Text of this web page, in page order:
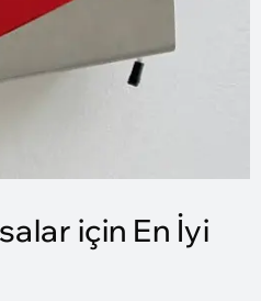
için En İyi